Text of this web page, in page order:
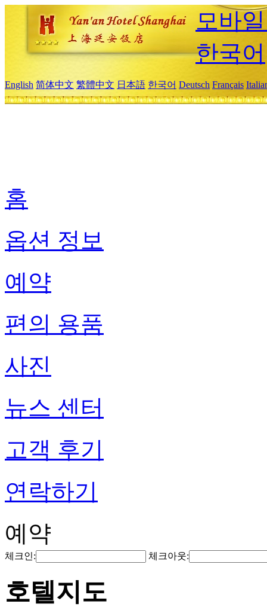
모바
한국어
English 简体中文 繁體中文 日本語 한국어 Deutsch Français
홈
옵션 정보
예약
편의 용품
사진
뉴스 센터
고객 후기
연락하기
예약
체크인: 체크아웃:
호텔지도